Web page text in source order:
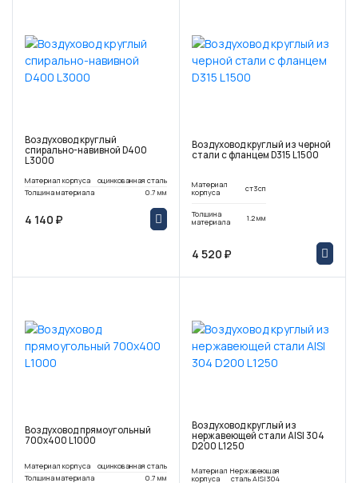
Воздуховод круглый
спирально-навивной D400
L3000
Материал корпуса
оцинкованная сталь
Толщина материала
0.7 мм
4 140 ₽
Воздуховод круглый из черной
стали с фланцем D315 L1500
Материал
корпуса ст3сп
Толщина
материала 1.2 мм
4 520 ₽
Воздуховод прямоугольный
700х400 L1000
Материал корпуса
оцинкованная сталь
Толщина материала
0.7 мм
Воздуховод круглый из
нержавеющей стали AISI 304
D200 L1250
Материал
корпуса
Нержавеющая
сталь AISI304